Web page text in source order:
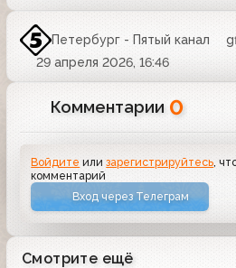
Петербург - Пятый канал
29 апреля 2026, 16:46
Комментарии 0
Войдите илизарегистрируйтесь,
комментарий
Вход через Телеграм
Смотрите ещё